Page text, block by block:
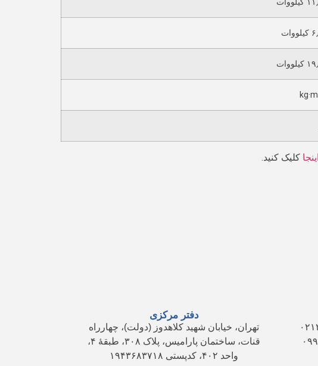
اینجا کلیک کنید.
دفتر مرکزی
تهران، خیابان شهید کلاهدوز (دولت)، چهارراه
قنات، ساختمان پارامیس، پلاک ۳۰۸، طبقهٔ ۴،
واحد ۴۰۲، کدپستی ۱۹۴۳۶۸۳۷۱۸